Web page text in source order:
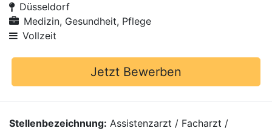
Düsseldorf
Medizin, Gesundheit, Pflege
Vollzeit
Jetzt Bewerben
Stellenbezeichnung: Assistenzarzt / Facharzt /